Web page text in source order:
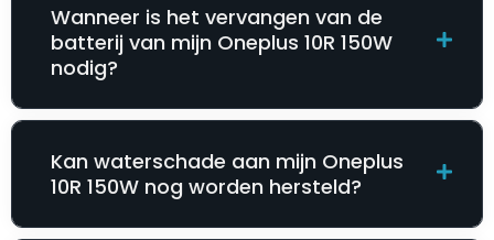
Wanneer is het vervangen van de
batterij van mijn Oneplus 10R 150W
nodig?
Kan waterschade aan mijn Oneplus
10R 150W nog worden hersteld?